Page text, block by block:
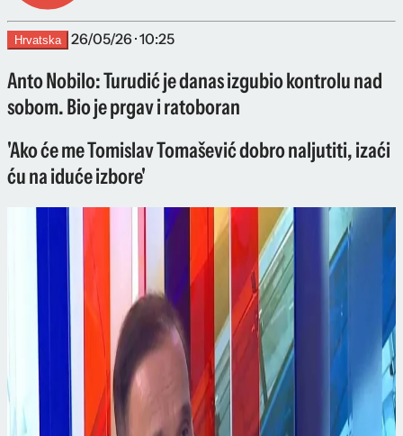
Hrvatska 26/05/26 · 10:25
Anto Nobilo: Turudić je danas izgubio kontrolu nad
sobom. Bio je prgav i ratoboran
'Ako će me Tomislav Tomašević dobro naljutiti, izaći
ću na iduće izbore'